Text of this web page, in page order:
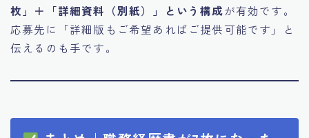
枚」＋「詳細資料（別紙）」という構成が有効です。
応募先に「詳細版もご希望あればご提供可能です」と
伝えるのも手です。